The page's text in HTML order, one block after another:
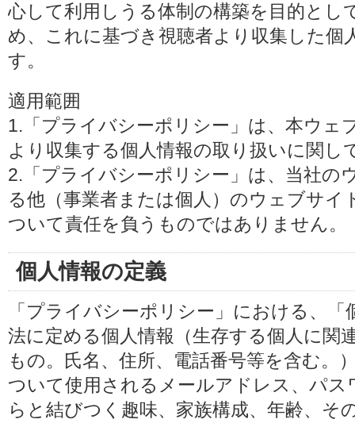
心して利用しうる体制の構築を目的とし
め、これに基づき視聴者より収集した個
す。
適用範囲
1.「プライバシーポリシー」は、本ウェ
より収集する個人情報の取り扱いに関し
2.「プライバシーポリシー」は、当社の
る他（事業者または個人）のウェブサイ
ついて責任を負うものではありません。
個人情報の定義
「プライバシーポリシー」における、
法に定める個人情報（生存する個人に関
もの。氏名、住所、電話番号等を含む。
ついて使用されるメールアドレス、パ
らと結びつく趣味、家族構成、年齢、そ